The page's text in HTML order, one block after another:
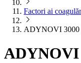
Factori ai
ADYNOVI 3000
ADYNOVI